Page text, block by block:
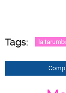
Tags: la